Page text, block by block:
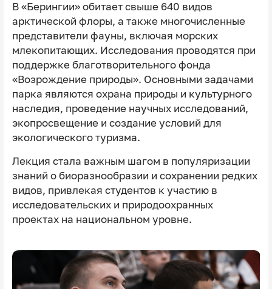
В «Берингии» обитает свыше 640 видов
арктической флоры, а также многочисленные
представители фауны, включая морских
млекопитающих. Исследования проводятся при
поддержке благотворительного фонда
«Возрождение природы». Основными задачами
парка являются охрана природы и культурного
наследия, проведение научных исследований,
экопросвещение и создание условий для
экологического туризма.
Лекция стала важным шагом в популяризации
знаний о биоразнообразии и сохранении редких
видов, привлекая студентов к участию в
исследовательских и природоохранных
проектах на национальном уровне.